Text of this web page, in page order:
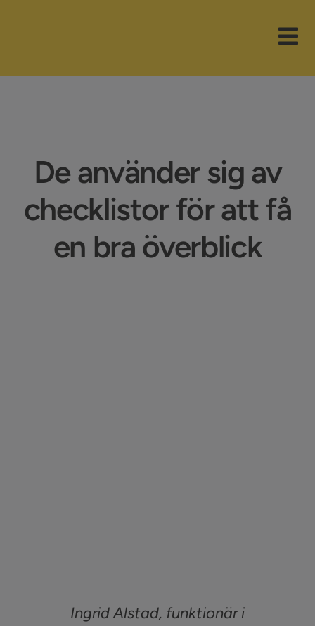
Funktioner
Nyheter
Företaget
De använder sig av
checklistor för att få
en bra överblick
Ingrid Alstad, funktionär i